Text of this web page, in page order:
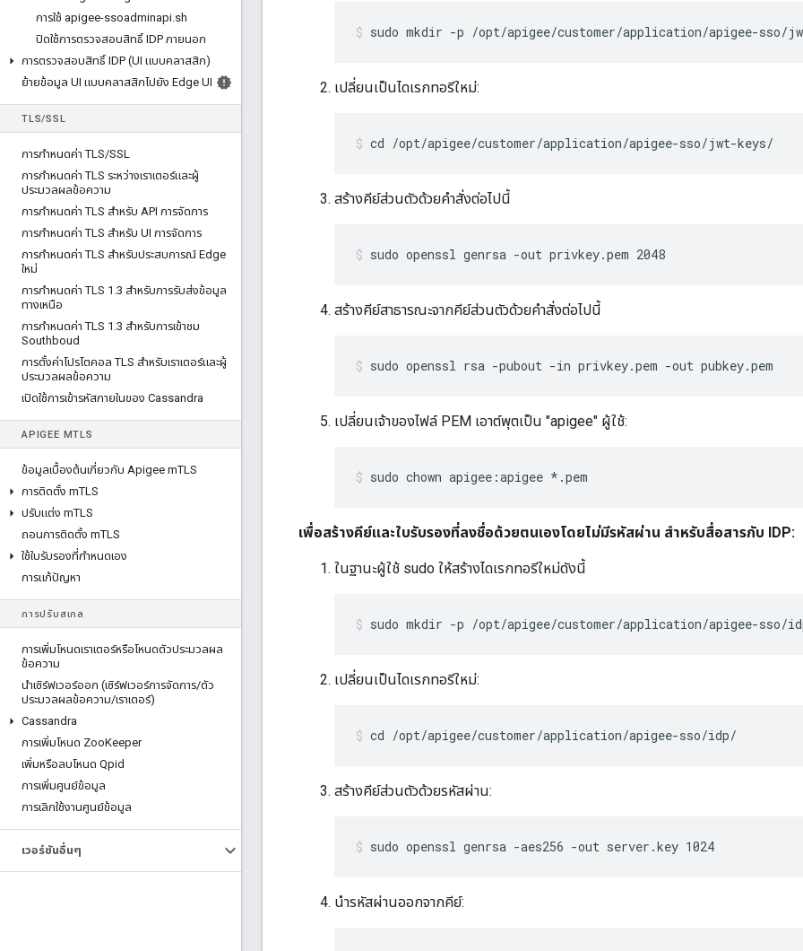
การใช้ apigee-ssoadminapi.sh
ปิดใช้การตรวจสอบสิทธิ์ IDP ภายนอก
การตรวจสอบสิทธิ์ IDP (UI แบบคลาสสิก)
ย้ายข้อมูล UI แบบคลาสสิกไปยัง Edge UI
TLS/SSL
การกําหนดค่า TLS/SSL
การกําหนดค่า TLS ระหว่างเราเตอร์และผู้
ประมวลผลข้อความ
การกําหนดค่า TLS สําหรับ API การจัดการ
การกําหนดค่า TLS สําหรับ UI การจัดการ
การกําหนดค่า TLS สําหรับประสบการณ์ Edge
ใหม่
การกําหนดค่า TLS 1 .3 สําหรับการรับส่งข้อมูล
ทางเหนือ
การกําหนดค่า TLS 1 .3 สําหรับการเข้าชม
Southboud
การตั้งค่าโปรโตคอล TLS สําหรับเราเตอร์และผู้
ประมวลผลข้อความ
เปิดใช้การเข้ารหัสภายในของ Cassandra
APIGEE MTLS
ข้อมูลเบื้องต้นเกี่ยวกับ Apigee mTLS
การติดตั้ง mTLS
ปรับแต่ง mTLS
ถอนการติดตั้ง mTLS
ใช้ใบรับรองที่กําหนดเอง
การแก้ปัญหา
การปรับสเกล
การเพิ่มโหนดเราเตอร์หรือโหนดตัวประมวลผล
ข้อความ
นําเซิร์ฟเวอร์ออก (เซิร์ฟเวอร์การจัดการ/ตัว
ประมวลผลข้อความ/เราเตอร์)
Cassandra
การเพิ่มโหนด ZooKeeper
เพิ่มหรือลบโหนด Qpid
การเพิ่มศูนย์ข้อมูล
การเลิกใช้งานศูนย์ข้อมูล
เวอร์ชันอื่นๆ
sudo mkdir -p /opt/apigee/customer/application/apigee-sso/
เปลี่ยนเป็นไดเรกทอรีใหม่:
cd /opt/apigee/customer/application/apigee-sso/jwt-keys/
สร้างคีย์ส่วนตัวด้วยคำสั่งต่อไปนี้
sudo openssl genrsa -out privkey.pem 2048
สร้างคีย์สาธารณะจากคีย์ส่วนตัวด้วยคำสั่งต่อไปนี้
sudo openssl rsa -pubout -in privkey.pem -out pubkey.pem
เปลี่ยนเจ้าของไฟล์ PEM เอาต์พุตเป็น "apigee" ผู้ใช้:
sudo chown apigee:apigee *.pem
เพื่อสร้างคีย์และใบรับรองที่ลงชื่อด้วยตนเองโดยไม่มีรหัสผ่าน สำหรับสื่อสารกับ IDP:
ในฐานะผู้ใช้ sudo ให้สร้างไดเรกทอรีใหม่ดังนี้
sudo mkdir -p /opt/apigee/customer/application/apigee-sso/
เปลี่ยนเป็นไดเรกทอรีใหม่:
cd /opt/apigee/customer/application/apigee-sso/idp/
สร้างคีย์ส่วนตัวด้วยรหัสผ่าน:
sudo openssl genrsa -aes256 -out server.key 1024
นำรหัสผ่านออกจากคีย์: